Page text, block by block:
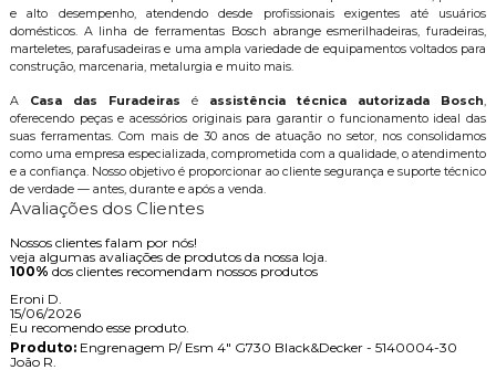
e alto desempenho, atendendo desde profissionais exigentes até usuários
domésticos. A linha de ferramentas Bosch abrange esmerilhadeiras, furadeiras,
marteletes, parafusadeiras e uma ampla variedade de equipamentos voltados para
construção, marcenaria, metalurgia e muito mais.
A Casa das Furadeiras é assistência técnica autorizada Bosch,
oferecendo peças e acessórios originais para garantir o funcionamento ideal das
suas ferramentas. Com mais de 30 anos de atuação no setor, nos consolidamos
como uma empresa especializada, comprometida com a qualidade, o atendimento
e a confiança. Nosso objetivo é proporcionar ao cliente segurança e suporte técnico
de verdade — antes, durante e após a venda.
Avaliações dos Clientes
Nossos clientes falam por nós!
veja algumas avaliações de produtos da nossa loja.
100% dos clientes recomendam nossos produtos
Eroni D.
15/06/2026
Eu recomendo esse produto.
Produto:Engrenagem P/ Esm 4" G730 Black&Decker - 5140004-30
João R.